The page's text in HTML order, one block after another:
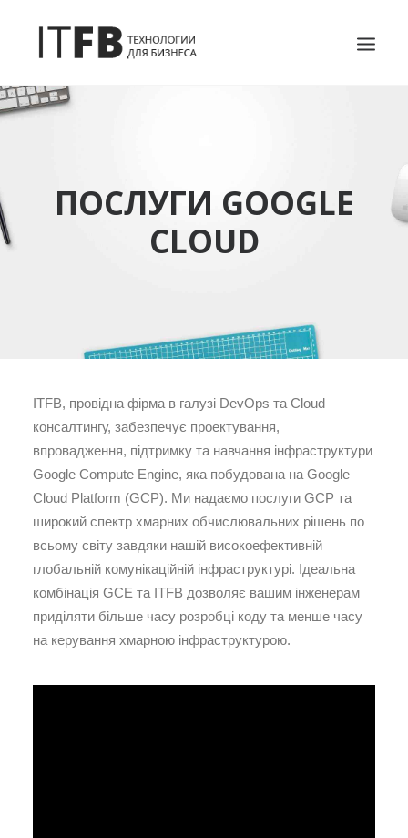
ІТ ПОСЛУГИ
ПОСЛУГИ GOOGLE
CLOUD
ITFB, провідна фірма в галузі DevOps та Cloud
консалтингу, забезпечує проектування,
впровадження, підтримку та навчання інфраструктури
Google Compute Engine, яка побудована на Google
Cloud Platform (GCP). Ми надаємо послуги GCP та
широкий спектр хмарних обчислювальних рішень по
всьому світу завдяки нашій високоефективній
глобальній комунікаційній інфраструктурі. Ідеальна
комбінація GCE та ITFB дозволяє вашим інженерам
приділяти більше часу розробці коду та менше часу
на керування хмарною інфраструктурою.